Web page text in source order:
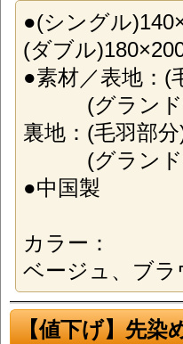
●(シングル
(ダブル
●素材／表地：(
(グランド部
裏地：(毛羽部
(グランド部
●中国製
カラー：
ベージュ、ブ
【値下げ】先染